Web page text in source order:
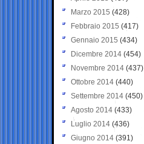
Marzo 2015 (428)
Febbraio 2015 (417)
Gennaio 2015 (434)
Dicembre 2014 (454)
Novembre 2014 (437)
Ottobre 2014 (440)
Settembre 2014 (450)
Agosto 2014 (433)
Luglio 2014 (436)
Giugno 2014 (391)